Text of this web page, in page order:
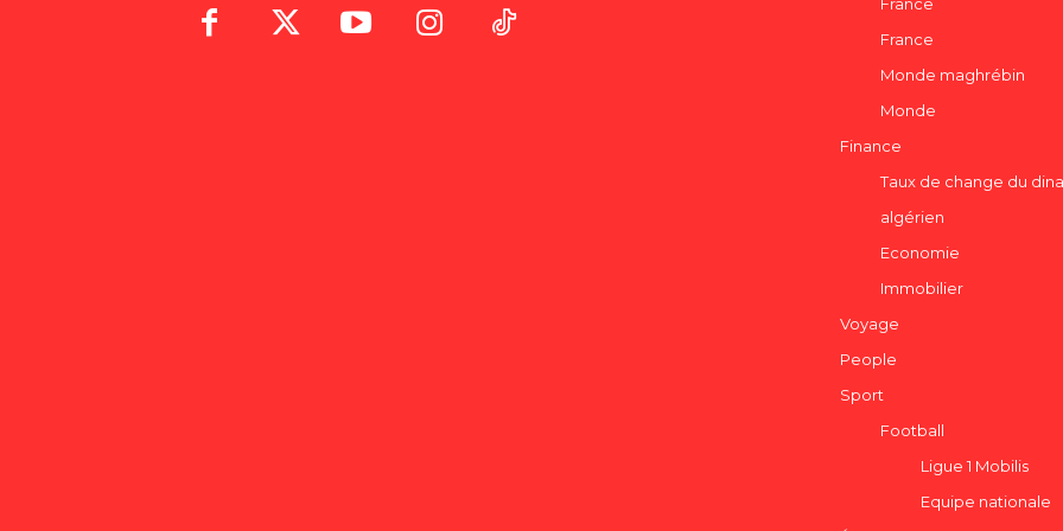
France
Monde maghrébin
Monde
Finance
Taux de change du
algérien
Economie
Immobilier
Voyage
People
Sport
Football
Ligue 1 Mobilis
Equipe nationale